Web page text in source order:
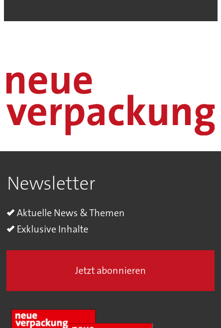
Newsletter
Aktuelle News & Themen
Exklusive Inhalte
Jetzt abonnieren